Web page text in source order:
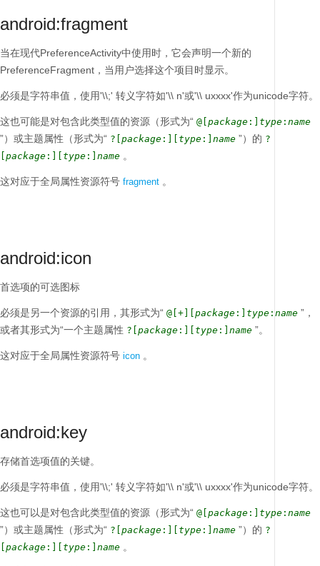
android:fragment
当在现代PreferenceActivity中使用时，它会声明一个新的
PreferenceFragment，当用户选择这个项目时显示。
必须是字符串值，使用'\\;' 转义字符如'\\ n'或'\\ uxxxx'作为unicode字符。
这也可能是对包含此类型值的资源（形式为“ @[ package :] type : name
”）或主题属性（形式为“ ?[ package :][ type :] name ”）的 ?
package :][ type :] name 。
这对应于全局属性资源符号 fragment 。
android:icon
首选项的可选图标
必须是另一个资源的引用，其形式为“ @[+][ package :] type : name ”，
或者其形式为“一个主题属性 ?[ package :][ type :] name ”。
这对应于全局属性资源符号 icon 。
android:key
存储首选项值的关键。
必须是字符串值，使用'\\;' 转义字符如'\\ n'或'\\ uxxxx'作为unicode字符。
这也可以是对包含此类型值的资源（形式为“ @[ package :] type : name
”）或主题属性（形式为“ ?[ package :][ type :] name ”）的 ?
package :][ type :] name 。